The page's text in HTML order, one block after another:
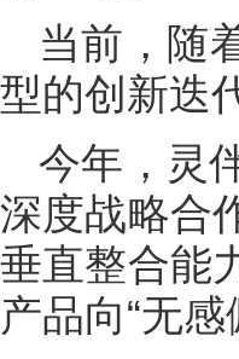
当前，随
型的创新迭
今年，灵
深度战略合
垂直整合能
产品向“无感